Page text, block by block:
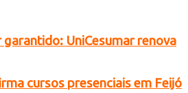
garantido: UniCesumar renova
cursos presenciais em Feijó